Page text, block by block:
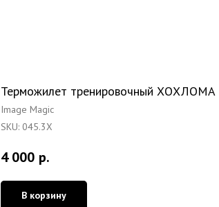
Терможилет тренировочный ХОХЛОМА
Image Magic
SKU: 045.3Х
4 000 р.
В корзину